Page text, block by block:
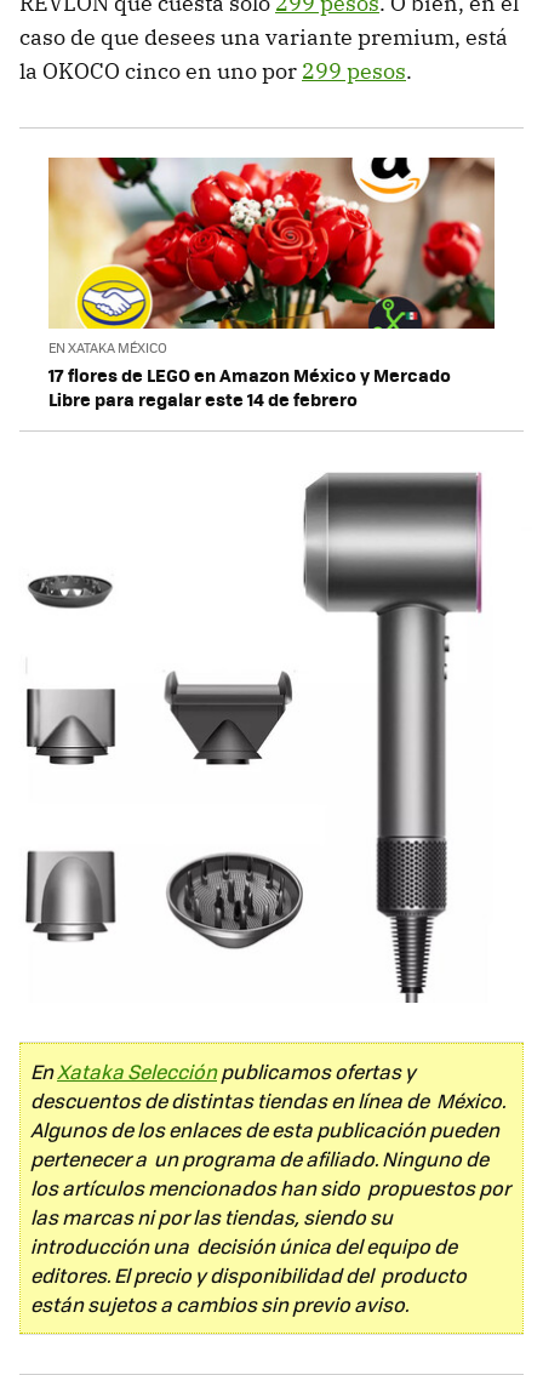
caso de que desees una variante premium, está
la OKOCO cinco en uno por 299 pesos.
EN XATAKA MÉXICO
17 flores de LEGO en Amazon México y Mercado
Libre para regalar este 14 de febrero
EnXataka Selecciónpublicamos ofertas y
descuentos de distintas tiendas en línea de México.
Algunos de los enlaces de esta publicación pueden
pertenecer a un programa de afiliado. Ninguno de
los artículos mencionados han sido propuestos por
las marcas ni por las tiendas, siendo su
introducción una decisión única del equipo de
editores. El precio y disponibilidad del producto
están sujetos a cambios sin previo aviso.